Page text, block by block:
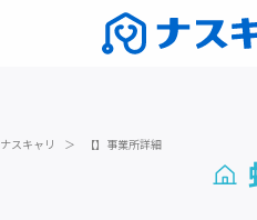
ナスキャリ ＞ 【】事業所詳細